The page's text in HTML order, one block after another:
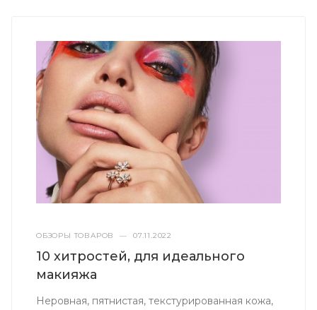
ОБЗОРЫ ТОВАРОВ — 07.11.2022
10 хитростей, для идеального
макияжа
Неровная, пятнистая, текстурированная кожа,